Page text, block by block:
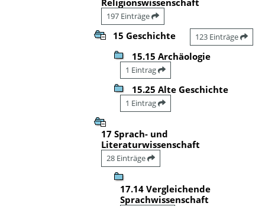
197 Einträge
15 Geschichte 123 Einträge
15.15 Archäologie
1 Eintrag
15.25 Alte Geschichte
1 Eintrag
17 Sprach- und
Literaturwissenschaft
28 Einträge
17.14 Vergleichende
Sprachwissenschaft